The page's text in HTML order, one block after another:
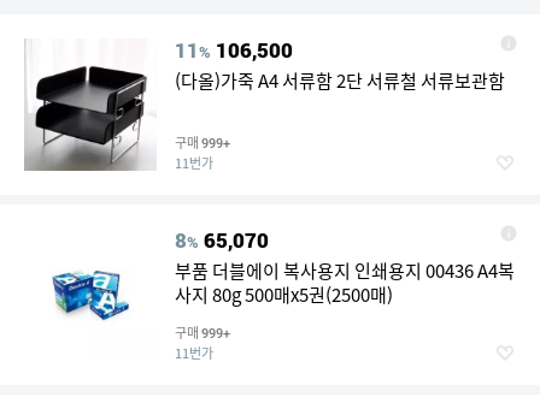
11% 106,500
(다올)가죽 A4 서류함 2단 서류철 서류보관함
구매 999+
11번가
8% 65,070
부품 더블에이 복사용지 인쇄용지 00436 A4복
사지 80g 500매x5권(2500매)
구매 999+
11번가